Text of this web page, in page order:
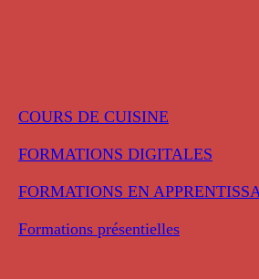
COURS DE CUISINE
FORMATIONS DIGITALES
FORMATIONS EN
Formations présentielles